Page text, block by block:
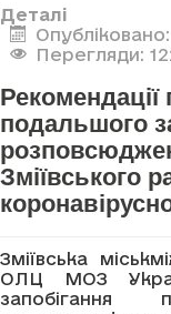
Деталі
Перегляди:
Рекомендації
подальшого
Зміївського
Зміївська
ОЛЦ МОЗ
запобігання